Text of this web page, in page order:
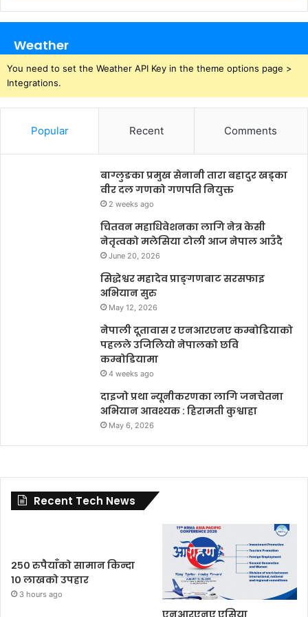
Weather
You need to set the Weather API Key in the theme options page >
Integrations.
Popular Recent Comments
बाग्लुङका प्रमुख सेनानी तारा बहादुर खड्का
वीर दल गणको गणपति नियुक्त
2 weeks ago
चितवन महाधिवेशनका लागि नेत्र केसी
नेतृत्वको मलेसिया टोली आज नेपाल आउँदै
June 20, 2026
सिद्धेश्वर महादेव प्राङ्गणबाट सरसफाइ
अभियान सुरु
May 12, 2026
नेपाली दूतावास र एनआरएनए कम्बोडियाको
पहलले उजिलियो नेपालको छवि
कम्बोडियामा
4 weeks ago
दाइजो प्रथा न्यूनीकरणका लागि जनचेतना
अभियान आवश्यक : हिरामती कुश्वाहा
May 6, 2026
Recent Tech News
२५० रुपैयाँको सामान किन्दा
१० लाखको उपहार
3 hours ago
एनआरएनए एसिया